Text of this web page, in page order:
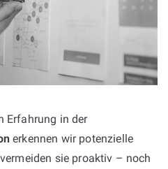
Erfahrung in der
erkennen wir potenzielle
sie proaktiv – noch